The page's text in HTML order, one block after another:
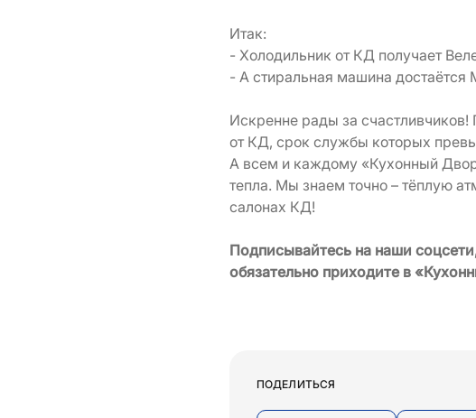
Итак:
- Холодильник от КД получает
- А стиральная машина
Искренне рады за счастливчиков!
от КД, срок службы которых
А всем и каждому «Кухонный
тепла. Мы знаем точно – тёплую
салонах КД!
Подписывайтесь на наши
обязательно приходите в
ПОДЕЛИТЬСЯ